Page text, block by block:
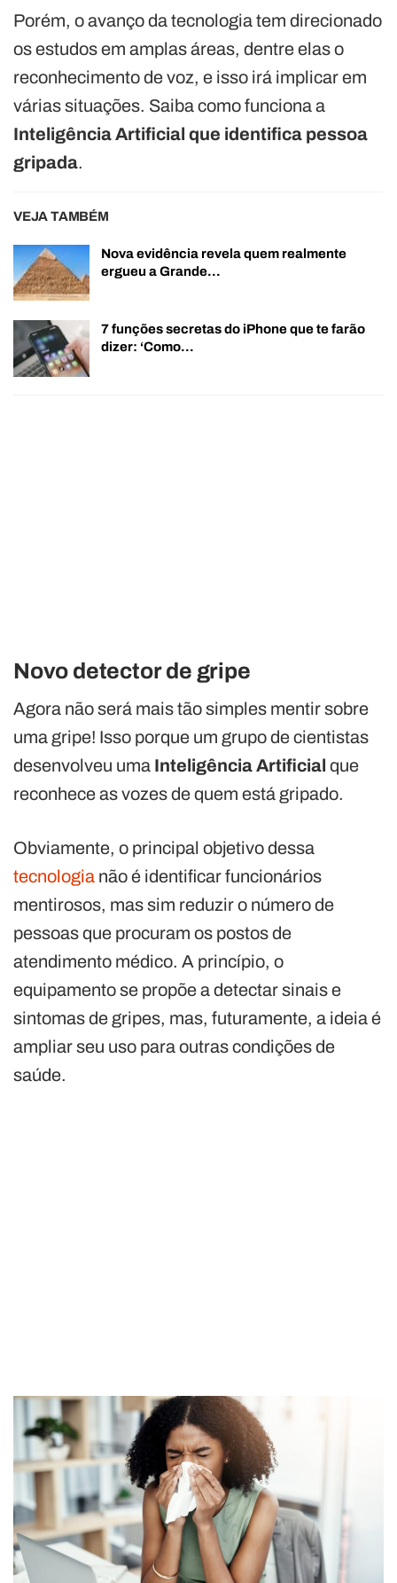
Porém, o avanço da tecnologia tem direcionado
os estudos em amplas áreas, dentre elas o
reconhecimento de voz, e isso irá implicar em
várias situações. Saiba como funciona a
Inteligência Artificial que identifica pessoa
gripada.
VEJA TAMBÉM
Nova evidência revela quem realmente
ergueu a Grande…
7 funções secretas do iPhone que te farão
dizer: ‘Como…
Novo detector de gripe
Agora não será mais tão simples mentir sobre
uma gripe! Isso porque um grupo de cientistas
desenvolveu uma Inteligência Artificial que
reconhece as vozes de quem está gripado.
Obviamente, o principal objetivo dessa
tecnologia não é identificar funcionários
mentirosos, mas sim reduzir o número de
pessoas que procuram os postos de
atendimento médico. A princípio, o
equipamento se propõe a detectar sinais e
sintomas de gripes, mas, futuramente, a ideia é
ampliar seu uso para outras condições de
saúde.